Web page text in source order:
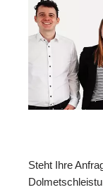
Steht Ihre